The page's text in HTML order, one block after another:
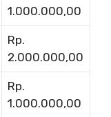
1.000.000,00
Rp.
2.000.000,00
Rp.
1.000.000,00